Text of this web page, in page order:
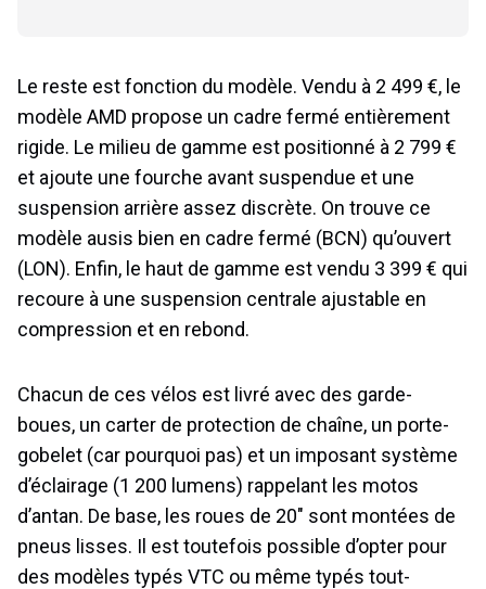
Le reste est fonction du modèle. Vendu à 2 499 €, le
modèle AMD propose un cadre fermé entièrement
rigide. Le milieu de gamme est positionné à 2 799 €
et ajoute une fourche avant suspendue et une
suspension arrière assez discrète. On trouve ce
modèle ausis bien en cadre fermé (BCN) qu’ouvert
(LON). Enfin, le haut de gamme est vendu 3 399 € qui
recoure à une suspension centrale ajustable en
compression et en rebond.
Chacun de ces vélos est livré avec des garde-
boues, un carter de protection de chaîne, un porte-
gobelet (car pourquoi pas) et un imposant système
d’éclairage (1 200 lumens) rappelant les motos
d’antan. De base, les roues de 20″ sont montées de
pneus lisses. Il est toutefois possible d’opter pour
des modèles typés VTC ou même typés tout-